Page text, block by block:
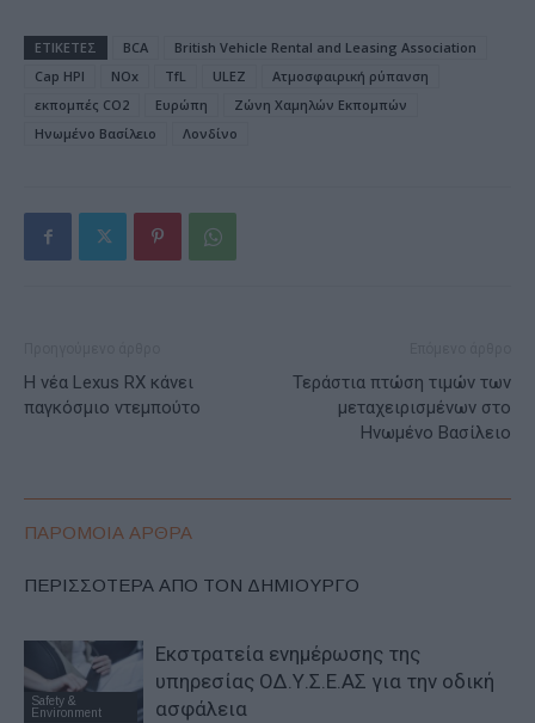
ΕΤΙΚΕΤΕΣ BCA
British Vehicle Rental and Leasing Association
Cap HPI
NOx TfL ULEZ
Ατμοσφαιρική ρύπανση
εκπομπές CO2
Ευρώπη
Ζώνη Χαμηλών Εκπομπών
Ηνωμένο Βασίλειο
Λονδίνο
Η νέα Lexus RX κάνει
παγκόσμιο ντεμπούτο
Τεράστια πτώση τιμών των
μεταχειρισμένων στο
Ηνωμένο Βασίλειο
ΠΑΡΟΜΟΙΑ ΑΡΘΡΑ
ΠΕΡΙΣΣΟΤΕΡΑ ΑΠΟ ΤΟΝ ΔΗΜΙΟΥΡΓΟ
Safety &
Environment
Εκστρατεία ενημέρωσης της
υπηρεσίας ΟΔ.Υ.Σ.Ε.ΑΣ για την οδική
ασφάλεια